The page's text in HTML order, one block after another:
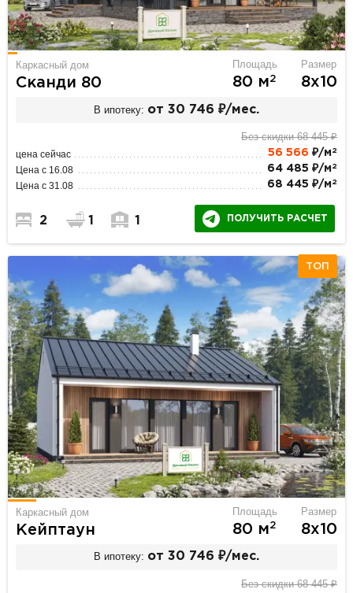
Каркасный дом
Сканди 80
Площадь
80 м2
Размер
8х10
В ипотеку: от 30 746 ₽/мес.
Без скидки 68 445 ₽
цена сейчас 56 566 ₽/м 2
Цена с 16.08 64 485 ₽/м 2
Цена с 31.08 68 445 ₽/м 2
2 1 1 ПОЛУЧИТЬ РАСЧЕТ
ТОП
Каркасный дом
Кейптаун
Площадь
80 м2
Размер
8х10
В ипотеку: от 30 746 ₽/мес.
Без скидки 68 445 ₽